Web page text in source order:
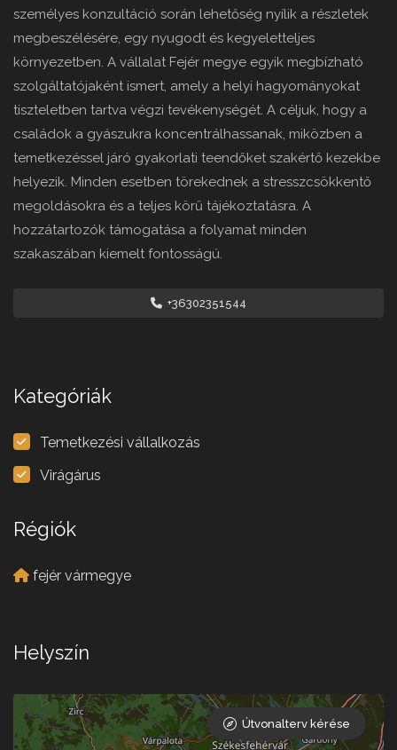
személyes konzultáció során lehetőség nyílik a részletek
megbeszélésére, egy nyugodt és kegyeletteljes
környezetben. A vállalat Fejér megye egyik megbízható
szolgáltatójaként ismert, amely a helyi hagyományokat
tiszteletben tartva végzi tevékenységét. A céljuk, hogy a
családok a gyászukra koncentrálhassanak, miközben a
temetkezéssel járó gyakorlati teendőket szakértő kezekbe
helyezik. Minden esetben törekednek a stresszcsökkentő
megoldásokra és a teljes körű tájékoztatásra. A
hozzátartozók támogatása a folyamat minden
szakaszában kiemelt fontosságú.
+36302351544
Kategóriák
Temetkezési vállalkozás
Virágárus
Régiók
fejér vármegye
Helyszín
Útvonalterv kérése